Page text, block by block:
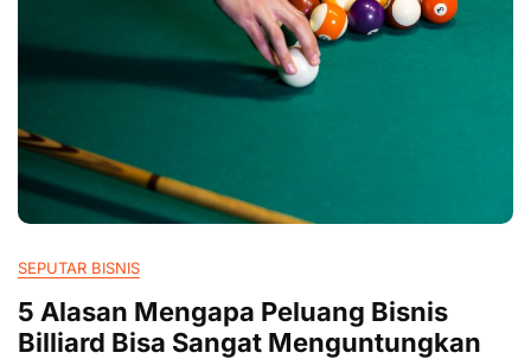
SEPUTAR BISNIS
5 Alasan Mengapa Peluang Bisnis
Billiard Bisa Sangat Menguntungkan